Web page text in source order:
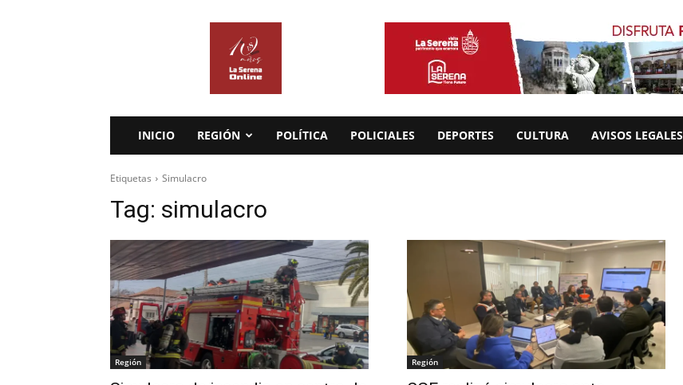
INICIO REGIÓN POLÍTICA POLICIALES DEPORTES CULTURA AVISOS LEGALES
Etiquetas Simulacro
Tag: simulacro
Región Región